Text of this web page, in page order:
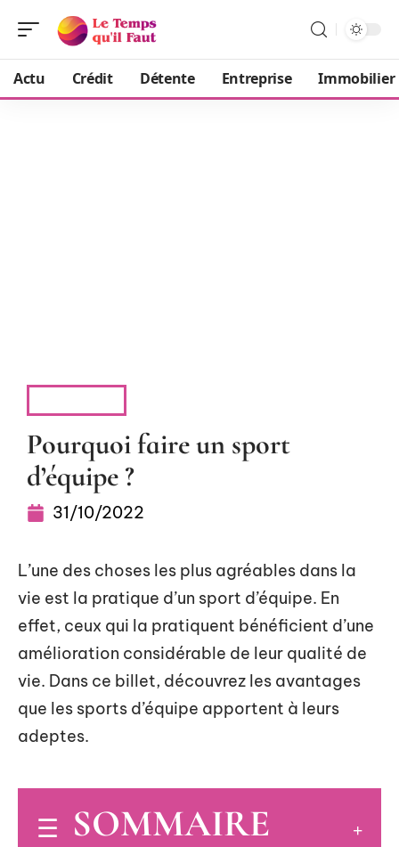
Actu Crédit Détente Entreprise Immobilier
Pourquoi faire un sport
d’équipe ?
31/10/2022
L’une des choses les plus agréables dans la
vie est la pratique d’un sport d’équipe. En
effet, ceux qui la pratiquent bénéficient d’une
amélioration considérable de leur qualité de
vie. Dans ce billet, découvrez les avantages
que les sports d’équipe apportent à leurs
adeptes.
SOMMAIRE